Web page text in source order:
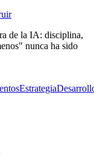
de la IA: disciplina,
nunca ha sido
Estrategia